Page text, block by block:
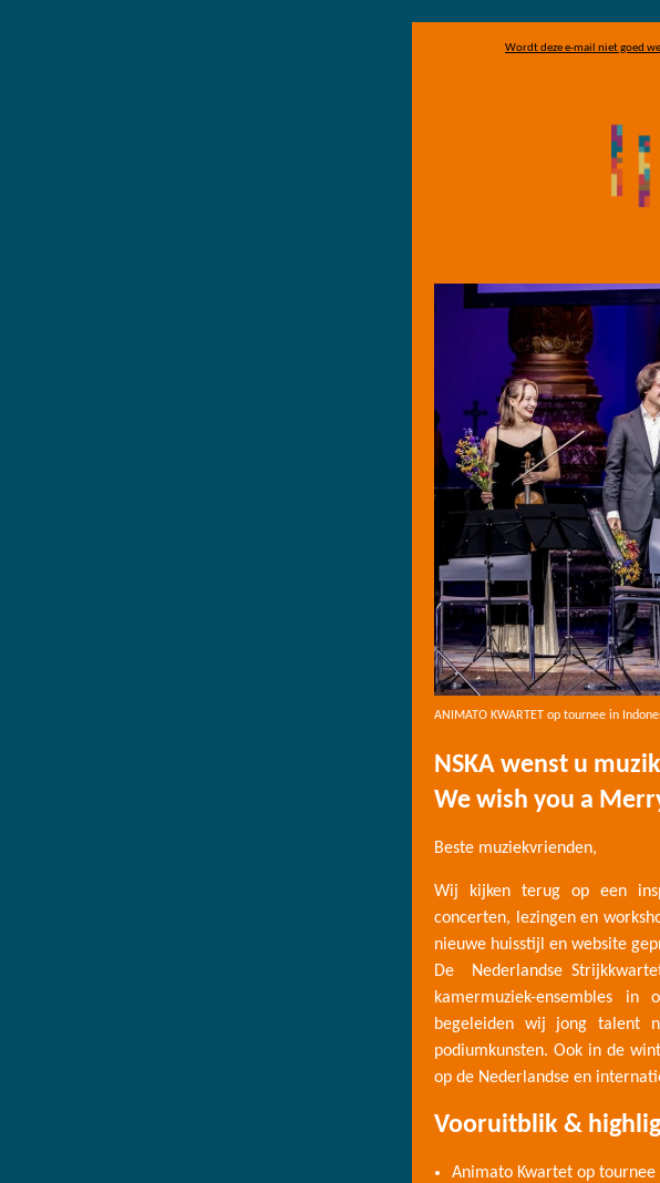
Wordt deze e-mail niet goed
ANIMATO KWARTET op tournee in
NSKA wenst u
We wish you a
Beste muziekvrienden,
Wij kijken terug op een
concerten, lezingen en
nieuwe huisstijl en website
De Nederlandse
kamermuziek-ensembles
begeleiden wij jong talent
podiumkunsten. Ook in de
op de Nederlandse en
Vooruitblik &
Animato Kwartet op